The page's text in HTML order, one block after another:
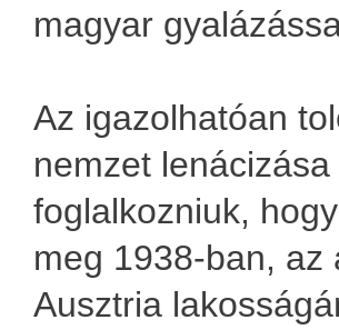
magyar
Az igazolhatóan
nemzet
foglalkozniuk,
meg 1938-ban, az
Ausztria